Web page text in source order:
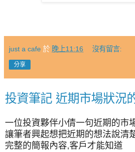
just a cafe 於 晚上11:16 沒有留言:
分享
投資筆記 近期市場狀況
一位投資夥伴小倩一句近期的市
讓筆者興起想把近期的想法說清
完整的簡報內容,客戶才能知道